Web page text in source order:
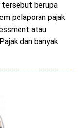
tersebut berupa
pelaporan pajak
atau
dan banyak